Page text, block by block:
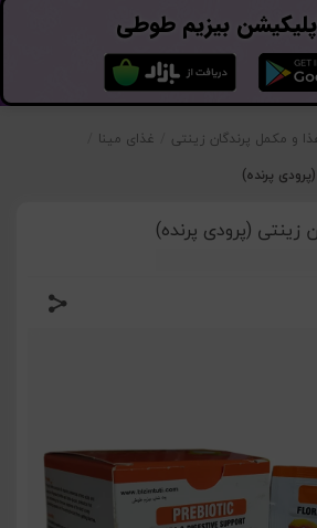
بیزیم طوطی
و مکمل پرندگان زینتی غذای مینا
پرنده)
زینتی (پرودی پرنده)